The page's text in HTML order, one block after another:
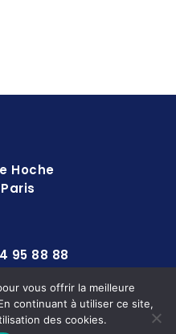
Hoche
95 88 88
vous offrir la meilleure
continuant à utiliser ce site,
des cookies.